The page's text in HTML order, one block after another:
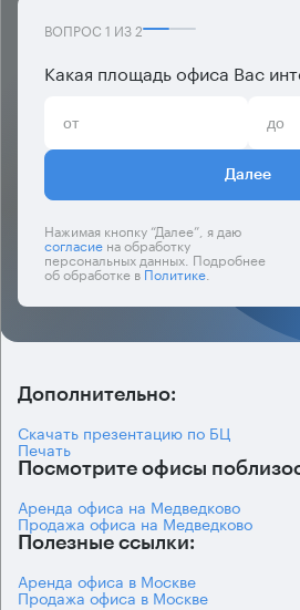
ВОПРОС 1 ИЗ2
Какая площадь офиса Вас
Далее
Нажимая кнопку “Далее”, я даю
согласиена обработку
персональных данных. Подробнее
об обработке вПолитике.
Дополнительно:
Скачать презентацию по БЦ
Печать
Посмотрите офисы
Аренда офиса на Медведково
Продажа офиса на Медведково
Полезные ссылки:
Аренда офиса в Москве
Продажа офиса в Москве